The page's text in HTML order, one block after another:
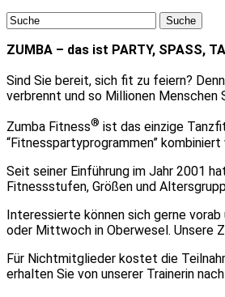
ZUMBA – das ist PARTY, SPASS,
Sind Sie bereit, sich fit zu feiern?
verbrennt und so Millionen Menschen
Zumba Fitness® ist das einzige
“Fitnesspartyprogrammen”
Seit seiner Einführung im Jahr 2001
Fitnessstufen, Größen und
Interessierte können sich gerne vorab
oder Mittwoch in Oberwesel. Unsere
Für Nichtmitglieder kostet die
erhalten Sie von unserer Trainerin